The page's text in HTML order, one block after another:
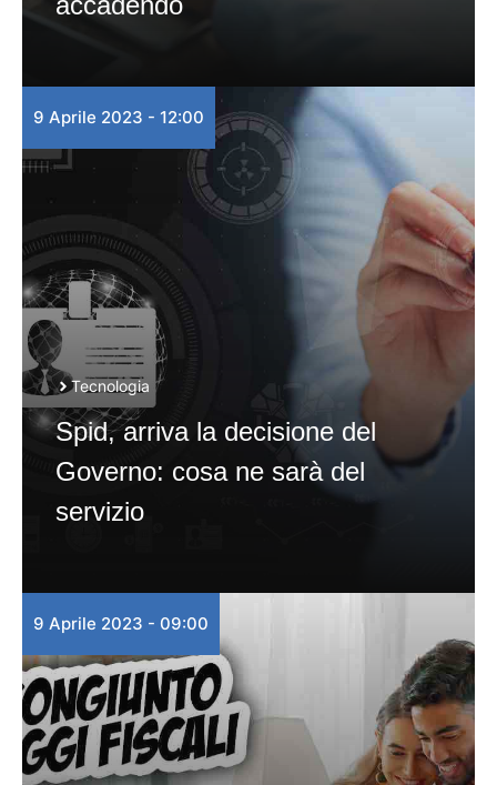
9 Aprile 2023 - 12:00
Tecnologia
Spid, arriva la decisione del
Governo: cosa ne sarà del
servizio
9 Aprile 2023 - 09:00